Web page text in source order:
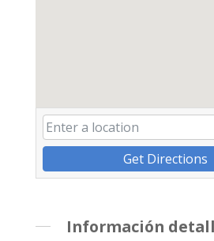
Get Directions
Información